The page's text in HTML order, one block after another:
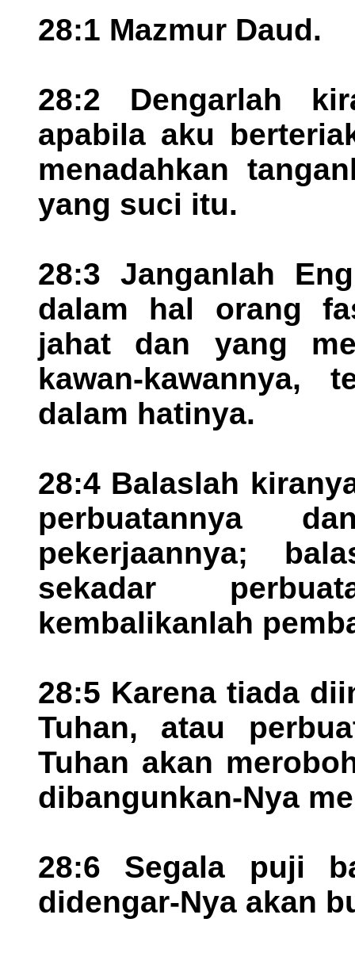
28:1 Mazmur Daud.
28:2 Dengarlah
apabila aku
menadahkan
yang suci itu.
28:3 Janganlah
dalam hal orang
jahat dan yang
kawan-kawannya,
dalam hatinya.
28:4 Balaslah
perbuatannya
pekerjaannya;
sekadar
kembalikanlah
28:5 Karena tiada
Tuhan, atau
Tuhan akan
dibangunkan-Nya
28:6 Segala puji
didengar-Nya akan